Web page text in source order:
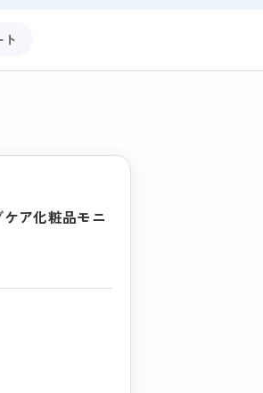
ト
ア化粧品モニ